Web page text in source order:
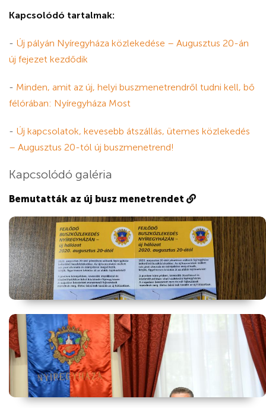
Kapcsolódó tartalmak:
- Új pályán Nyíregyháza közlekedése – Augusztus 20-án
új fejezet kezdődik
- Minden, amit az új, helyi buszmenetrendről tudni kell, bő
félórában: Nyíregyháza Most
- Új kapcsolatok, kevesebb átszállás, ütemes közlekedés
– Augusztus 20-tól új buszmenetrend!
Kapcsolódó galéria
Bemutatták az új busz menetrendet